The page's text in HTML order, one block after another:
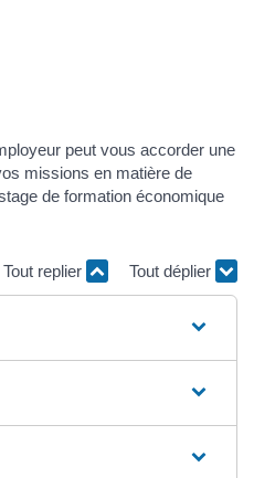
peut vous accorder une
missions en matière de
de formation économique
Tout replier Tout déplier